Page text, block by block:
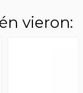
vieron: